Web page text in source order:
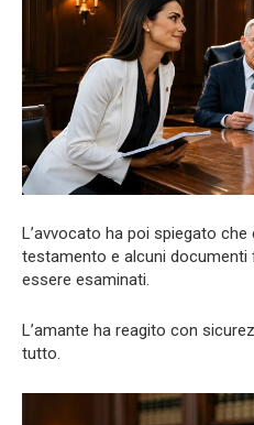
L’avvocato ha poi spiegato che
testamento e alcuni documenti
essere esaminati.
L’amante ha reagito con
tutto.